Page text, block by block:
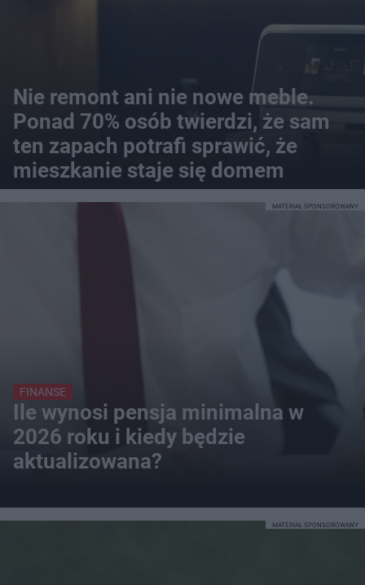
Nie remont ani nie nowe meble.
Ponad 70% osób twierdzi, że sam
ten zapach potrafi sprawić, że
mieszkanie staje się domem
FINANSE
Ile wynosi pensja minimalna w
2026 roku i kiedy będzie
aktualizowana?
MATERIAŁ SPONSOROWANY
MATERIAŁ SPONSOROWANY